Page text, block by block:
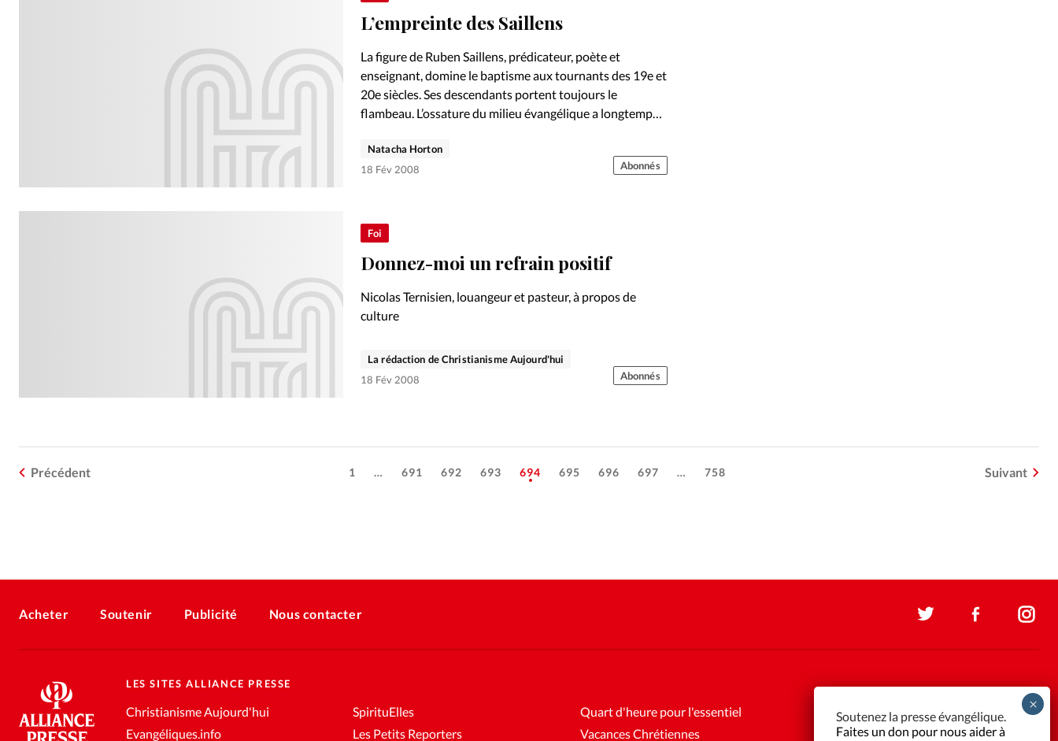
L’empreinte des Saillens
La figure de Ruben Saillens, prédicateur, poète et
enseignant, domine le baptisme aux tournants des 19e et
20e siècles. Ses descendants portent toujours le
flambeau. L’ossature du milieu évangélique a longtemps
Natacha Horton
18 Fév 2008
Abonnés
Foi
Donnez-moi un refrain positif
Nicolas Ternisien, louangeur et pasteur, à propos de
culture
La rédaction de Christianisme Aujourd'hui
18 Fév 2008
Abonnés
Précédent 1 … 691 692 693 694 695 696 697 … 758 Suivant
Acheter Soutenir Publicité Nous contacter
LES SITES ALLIANCE PRESSE
Christianisme Aujourd'hui
Evangéliques.info
SpirituElles
Les Petits Reporters
Quart d'heure pour l'essentiel
Vacances Chrétiennes
Soutenez la presse évangélique.
Faites un don pour nous aider à